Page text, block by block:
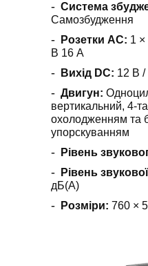
Система
Самозбудження
Розетки AC: 1
В 16 А
Вихід DC: 12 В /
Двигун:
вертикальний, 4-
охолодженням та
упорскуванням
Рівень
Рівень
дБ(А)
Розміри: 760 ×